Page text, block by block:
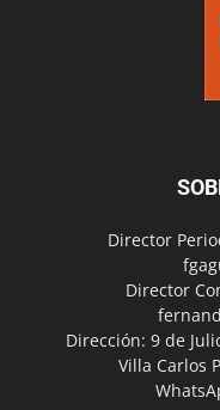
Director
Director
Dirección: 9 de
Villa Carlos